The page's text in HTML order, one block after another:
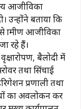
आजीविका
उन्होंने बताया कि
आजीविका
रहे हैं।
बैलोदी में
तथा सिंचाई
प्रणाली तथा
का अवलोकन कर